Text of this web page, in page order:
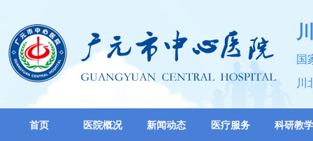
国
川
首页 医院概况 新闻动态 医疗服务 科研教学